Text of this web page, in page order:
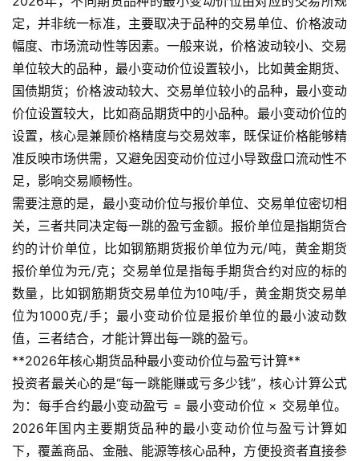
定，并非统一标准，主要取决于品种的交易单位、价格波动
幅度、市场流动性等因素。一般来说，价格波动较小、交易
单位较大的品种，最小变动价位设置较小，比如黄金期货、
国债期货；价格波动较大、交易单位较小的品种，最小变动
价位设置较大，比如商品期货中的小品种。最小变动价位的
设置，核心是兼顾价格精度与交易效率，既保证价格能够精
准反映市场供需，又避免因变动价位过小导致盘口流动性不
足，影响交易顺畅性。
需要注意的是，最小变动价位与报价单位、交易单位密切相
关，三者共同决定每一跳的盈亏金额。报价单位是指期货合
约的计价单位，比如钢筋期货报价单位为元/吨，黄金期货
报价单位为元/克；交易单位是指每手期货合约对应的标的
数量，比如钢筋期货交易单位为10吨/手，黄金期货交易单
位为1000克/手；最小变动价位是报价单位的最小波动数
值，三者结合，才能计算出每一跳的盈亏。
**2026年核心期货品种最小变动价位与盈亏计算**
投资者最关心的是“每一跳能赚或亏多少钱”，核心计算公式
为：每手合约最小变动盈亏 = 最小变动价位 × 交易单位。
2026年国内主要期货品种的最小变动价位与盈亏计算如
下，覆盖商品、金融、能源等核心品种，方便投资者直接参